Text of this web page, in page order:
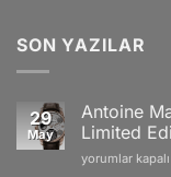
SON YAZILAR
29
May
Antoine
Limited
Antoine
yorumlar kapalı